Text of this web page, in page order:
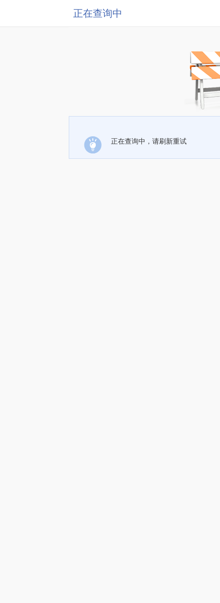
正在查询中
正在查询中，请刷新重试